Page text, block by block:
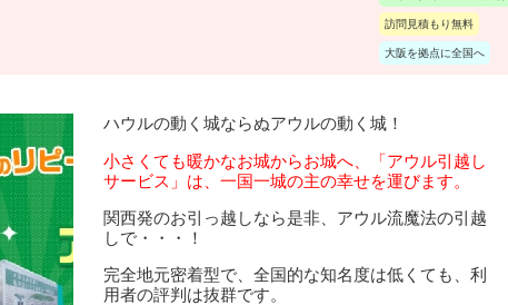
訪問見積もり無料
大阪を拠点に全国へ
ハウルの動く城ならぬアウルの動く城！
小さくても暖かなお城からお城へ、「アウル引越し
サービス」は、一国一城の主の幸せを運びます。
関西発のお引っ越しなら是非、アウル流魔法の引越
しで・・・！
完全地元密着型で、全国的な知名度は低くても、利
用者の評判は抜群です。